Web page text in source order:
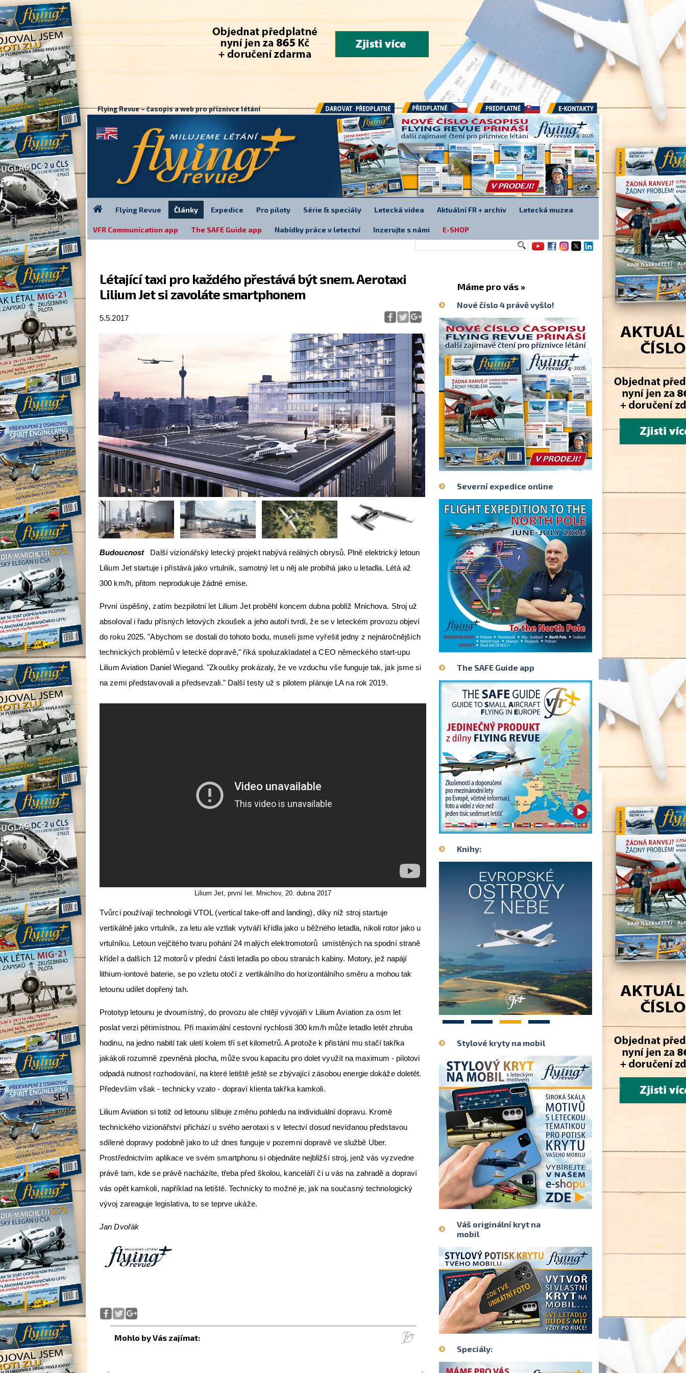
Létající taxi pro každého přestává být snem. Aerotaxi
Lilium Jet si zavoláte smartphonem
5.5.2017
Budoucnost Další vizionářský letecký projekt nabývá reálných obrysů. Plně elektrický letoun
Lilium Jet startuje i přistává jako vrtulník, samotný let u něj ale probíhá jako u letadla. Létá až
300 km/h, přitom neprodukuje žádné emise.
První úspěšný, zatím bezpilotní let Lilium Jet proběhl koncem dubna poblíž Mnichova. Stroj už
absoloval i řadu přísných letových zkoušek a jeho autoři tvrdí, že se v leteckém provozu objeví
do roku 2025. "Abychom se dostali do tohoto bodu, museli jsme vyřešit jedny z nejnáročnějších
technických problémů v letecké dopravě," říká spoluzakladatel a CEO německého start-upu
Lilium Aviation Daniel Wiegand. "Zkoušky prokázaly, že ve vzduchu vše funguje tak, jak jsme si
na zemi představovali a předsevzali." Další testy už s pilotem plánuje LA na rok 2019.
Lilium Jet, první let. Mnichov, 20. dubna 2017
Tvůrci používají technologii VTOL (vertical take-off and landing), díky níž stroj startuje
vertikálně jako vrtulník, za letu ale vztlak vytváří křídla jako u běžného letadla, nikoli rotor jako u
vrtulníku. Letoun vejčitého tvaru pohání 24 malých elektromotorů umístěných na spodní straně
křídel a dalších 12 motorů v přední části letadla po obou stranách kabiny. Motory, jež napájí
lithium-iontové baterie, se po vzletu otočí z vertikálního do horizontálního směru a mohou tak
letounu udílet dopřený tah.
Prototyp letounu je dvoumístný, do provozu ale chtějí vývojáři v Lilium Aviation za osm let
poslat verzi pětimístnou. Při maximální cestovní rychlosti 300 km/h může letadlo letět zhruba
hodinu, na jedno nabití tak uletí kolem tří set kilometrů. A protože k přistání mu stačí takřka
jakákoli rozumně zpevněná plocha, může svou kapacitu pro dolet využít na maximum - pilotovi
odpadá nutnost rozhodování, na které letiště ještě se zbývající zásobou energie dokáže doletět.
Především však - technicky vzato - dopraví klienta takřka kamkoli.
Lilium Aviation si totiž od letounu slibuje změnu pohledu na individuální dopravu. Kromě
technického vizionářství přichází u svého aerotaxi s v letectví dosud nevídanou představou
sdílené dopravy podobně jako to už dnes funguje v pozemní dopravě ve službě Uber.
Prostřednictvím aplikace ve svém smartphonu si objednáte nejbližší stroj, jenž vás vyzvedne
právě tam, kde se právě nacházíte, třeba před školou, kanceláří či u vás na zahradě a dopraví
vás opět kamkoli, například na letiště. Technicky to možné je, jak na současný technologický
vývoj zareaguje legislativa, to se teprve ukáže.
Jan Dvořák
Máme pro vás »
Nové číslo 4 právě vyšlo!
Severní expedice online
The SAFE Guide app
Knihy:
1 2 3 4
Stylové kryty na mobil
Váš originální kryt na
mobil
Speciály:
Flying Revue – časopis a web pro příznivce létání
Darovat předplatné Předplatné Předplatné E-kontakty
Flying Revue Články Expedice Pro piloty Série & speciály Letecká videa Aktuální FR + archiv Letecká muzea
VFR Communication app The SAFE Guide app Nabídky práce v letectví Inzerujte s námi E-SHOP